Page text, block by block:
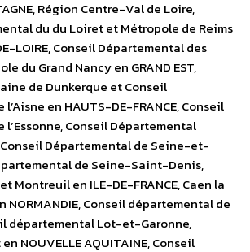
Région Centre-Val de Loire,
du du Loiret et Métropole de Reims
LOIRE, Conseil Départemental des
du Grand Nancy en GRAND EST,
de Dunkerque et Conseil
en HAUTS-DE-FRANCE, Conseil
Conseil Départemental
Départemental de Seine-et-
de Seine-Saint-Denis,
Montreuil en ILE-DE-FRANCE, Caen la
NORMANDIE, Conseil départemental de
départemental Lot-et-Garonne,
NOUVELLE AQUITAINE, Conseil